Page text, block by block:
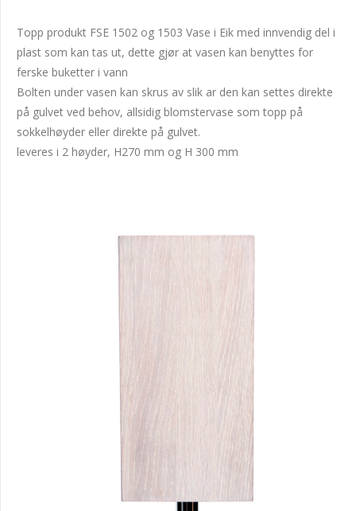
Topp produkt FSE 1502 og 1503 Vase i Eik med innvendig del i
plast som kan tas ut, dette gjør at vasen kan benyttes for
ferske buketter i vann
Bolten under vasen kan skrus av slik ar den kan settes direkte
på gulvet ved behov, allsidig blomstervase som topp på
sokkelhøyder eller direkte på gulvet.
leveres i 2 høyder, H270 mm og H 300 mm